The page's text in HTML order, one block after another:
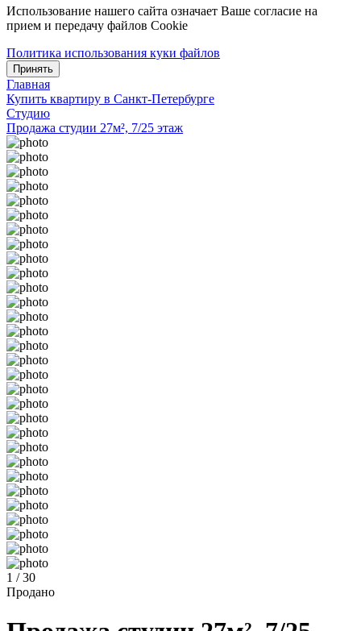
Использование нашего сайта означает Ваше согласие на
прием и передачу файлов Cookie
Политика использования куки файлов
Принять
Главная
Купить квартиру в Санкт-Петербурге
Студию
Продажа студии 27м², 7/25 этаж
1 / 30
Продано